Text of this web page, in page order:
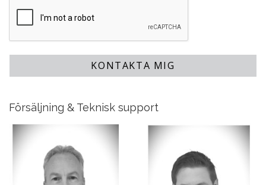
KONTAKTA MIG
Försäljning & Teknisk support